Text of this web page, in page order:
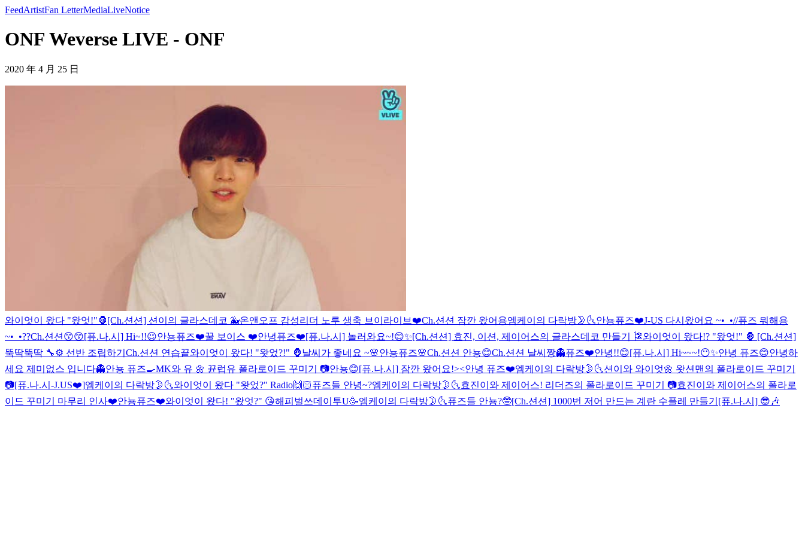
FeedArtistFan LetterMediaLiveNotice
ONF Weverse LIVE - ONF
2020 年 4 月 25 日
와이엇이 왔다 "왔엇!"🦍[Ch.션션] 션이의 글라스데코 🐳온앤오프 감성리더 노루 생축 브이라이브❤️Ch.션션 잠깐 왔어용엠케이의 다락방🌛🌜안뇽퓨즈❤️J-US 다시왔어요 ~•_•//퓨즈 뭐해용
~•_•??Ch.션션😙😙[퓨.나.시] Hi~!!😉안뇽퓨즈❤️꿀 보이스 ❤️안녕퓨즈❤️[퓨.나.시] 놀러와요~!😊✨[Ch.션션] 효진, 이션, 제이어스의 글라스데코 만들기 🎏와이엇이 왔다!? "왔엇!" 🦍 [Ch.션션]
뚝딱뚝딱 🔧⚙ 선반 조립하기 Ch.션션 연습끝와이엇이 왔다! "왓었?!" 🦍날씨가 좋네요 ~🌸안뇽퓨즈🌸Ch.션션 안뇽😊Ch.션션 날씨짱👻퓨즈❤️안녕!!😊[퓨.나.시] Hi~~~!😶✨안녕 퓨즈😊안녕하
세요 제미없스 입니다👻안뇽 퓨즈🍳MK와 유 🌼 뀬럽유 폴라로이드 꾸미기 📷안뇽😊[퓨.나.시] 잠깐 왔어요!><안녕 퓨즈❤️엠케이의 다락방🌛🌜션이와 와이엇🌼 왓션맨의 폴라로이드 꾸미기
📷[퓨.나.시-J.US❤️]엠케이의 다락방🌛🌜와이엇이 왔다 "왓었?" Radio🙌🏻퓨즈들 안녕~?엠케이의 다락방🌛🌜효진이와 제이어스! 리더즈의 폴라로이드 꾸미기 📷효진이와 제이어스의 폴라로
이드 꾸미기 마무리 인사❤️안뇽퓨즈❤️와이엇이 왔다! "왔엇?" 😘해피벌쓰데이투U🥳엠케이의 다락방🌛🌜퓨즈들 안뇽?🤓[Ch.션션] 1000번 저어 만드는 계란 수플레 만들기 [퓨.나.시] 😎🎶